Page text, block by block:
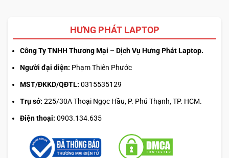
HƯNG PHÁT LAPTOP
Công Ty TNHH Thương Mại – Dịch Vụ Hưng Phát Laptop.
Người đại diện: Phạm Thiên Phước
MST/ĐKKD/QĐTL: 0315535129
Trụ sở: 225/30A Thoại Ngọc Hầu, P. Phú Thạnh, TP. HCM.
Điện thoại: 0903.134.635